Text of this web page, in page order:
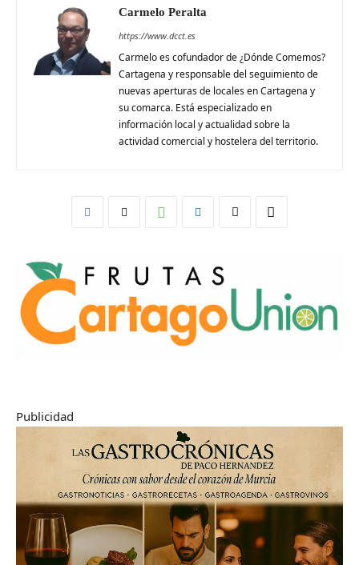
Carmelo Peralta
https://www.dcct.es
Carmelo es cofundador de ¿Dónde Comemos?
Cartagena y responsable del seguimiento de
nuevas aperturas de locales en Cartagena y
su comarca. Está especializado en
información local y actualidad sobre la
actividad comercial y hostelera del territorio.
Publicidad